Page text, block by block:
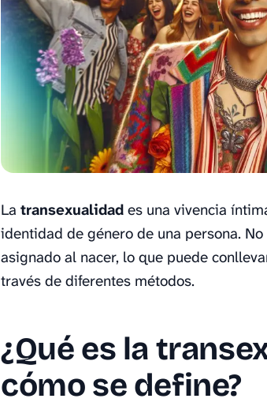
La transexualidad es una vivencia
identidad de género de una persona.
asignado al nacer, lo que puede
través de diferentes métodos.
¿Qué es la
cómo se define?